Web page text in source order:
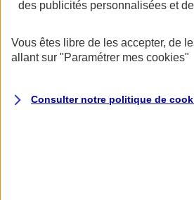
Ce qui fait la différence
des publicités personnalisées et
Vous êtes libre de les accepter, de
allant sur "Paramétrer mes cookies"
Consulter notre politique de